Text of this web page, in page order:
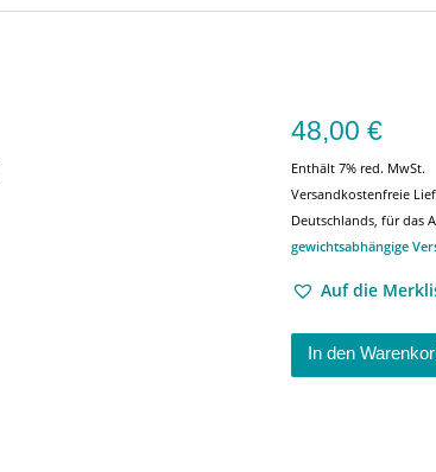
48,00 €
Enthält 7% red. MwSt.
Versandkostenfreie
Deutschlands, für das
gewichtsabhängige
Auf die
In den